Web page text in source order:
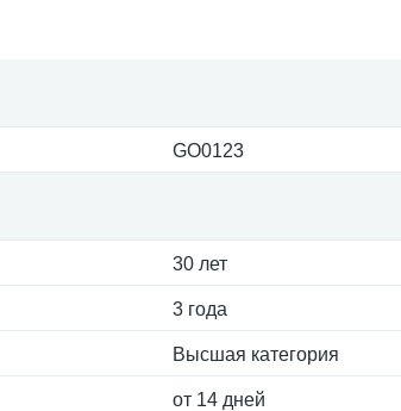
GO0123
30 лет
3 года
Высшая категория
от 14 дней